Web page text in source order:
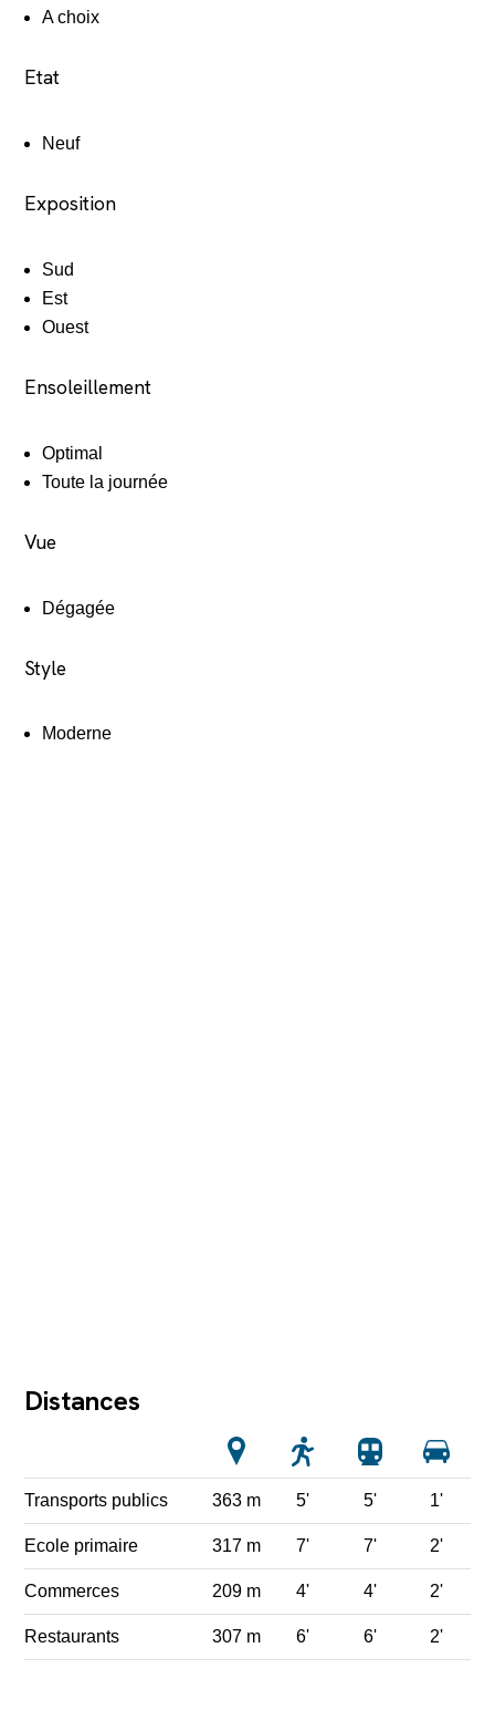
A choix
Etat
Neuf
Exposition
Sud
Est
Ouest
Ensoleillement
Optimal
Toute la journée
Vue
Dégagée
Style
Moderne
Distances
Transports publics 363 m 5' 5' 1'
Ecole primaire 317 m 7' 7' 2'
Commerces 209 m 4' 4' 2'
Restaurants 307 m 6' 6' 2'